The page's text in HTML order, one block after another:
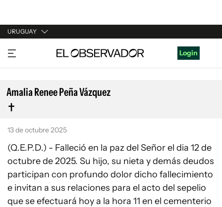
URUGUAY
URUGUAY
ARGENTINA
ESPAÑA
ESTADOS UNIDOS
Login
Amalia Renee Peña Vázquez
13 de octubre 2025
(Q.E.P.D.) - Falleció en la paz del Señor el dia 12 de
octubre de 2025. Su hijo, su nieta y demás deudos
participan con profundo dolor dicho fallecimiento
e invitan a sus relaciones para el acto del sepelio
que se efectuará hoy a la hora 11 en el cementerio